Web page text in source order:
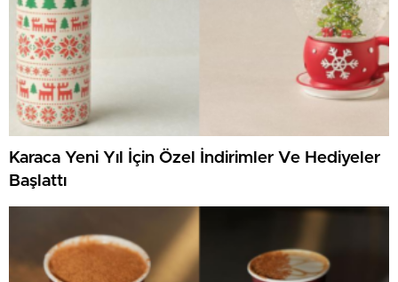
Karaca Yeni Yıl İçin Özel İndirimler Ve Hediyeler
Başlattı